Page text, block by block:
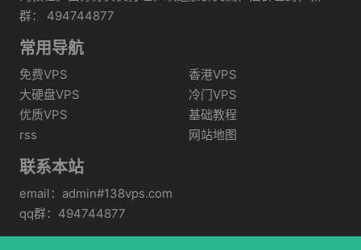
群： 494744877
常用导航
免费VPS
香港VPS
大硬盘VPS
冷门VPS
优质VPS
基础教程
rss
网站地图
联系本站
email：admin#138vps.com
qq群：494744877